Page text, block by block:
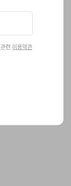
관련 이용약관